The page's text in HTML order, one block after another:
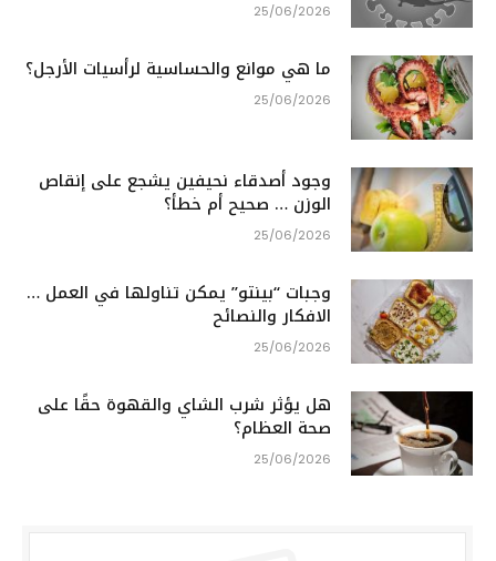
25/06/2026
ما هي موانع والحساسية لرأسيات الأرجل؟
25/06/2026
وجود أصدقاء نحيفين يشجع على إنقاص
الوزن … صحيح أم خطأ؟
25/06/2026
وجبات “بينتو” يمكن تناولها في العمل …
الافكار والنصائح
25/06/2026
هل يؤثر شرب الشاي والقهوة حقًا على
صحة العظام؟
25/06/2026